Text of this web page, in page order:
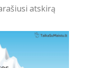
atskirą